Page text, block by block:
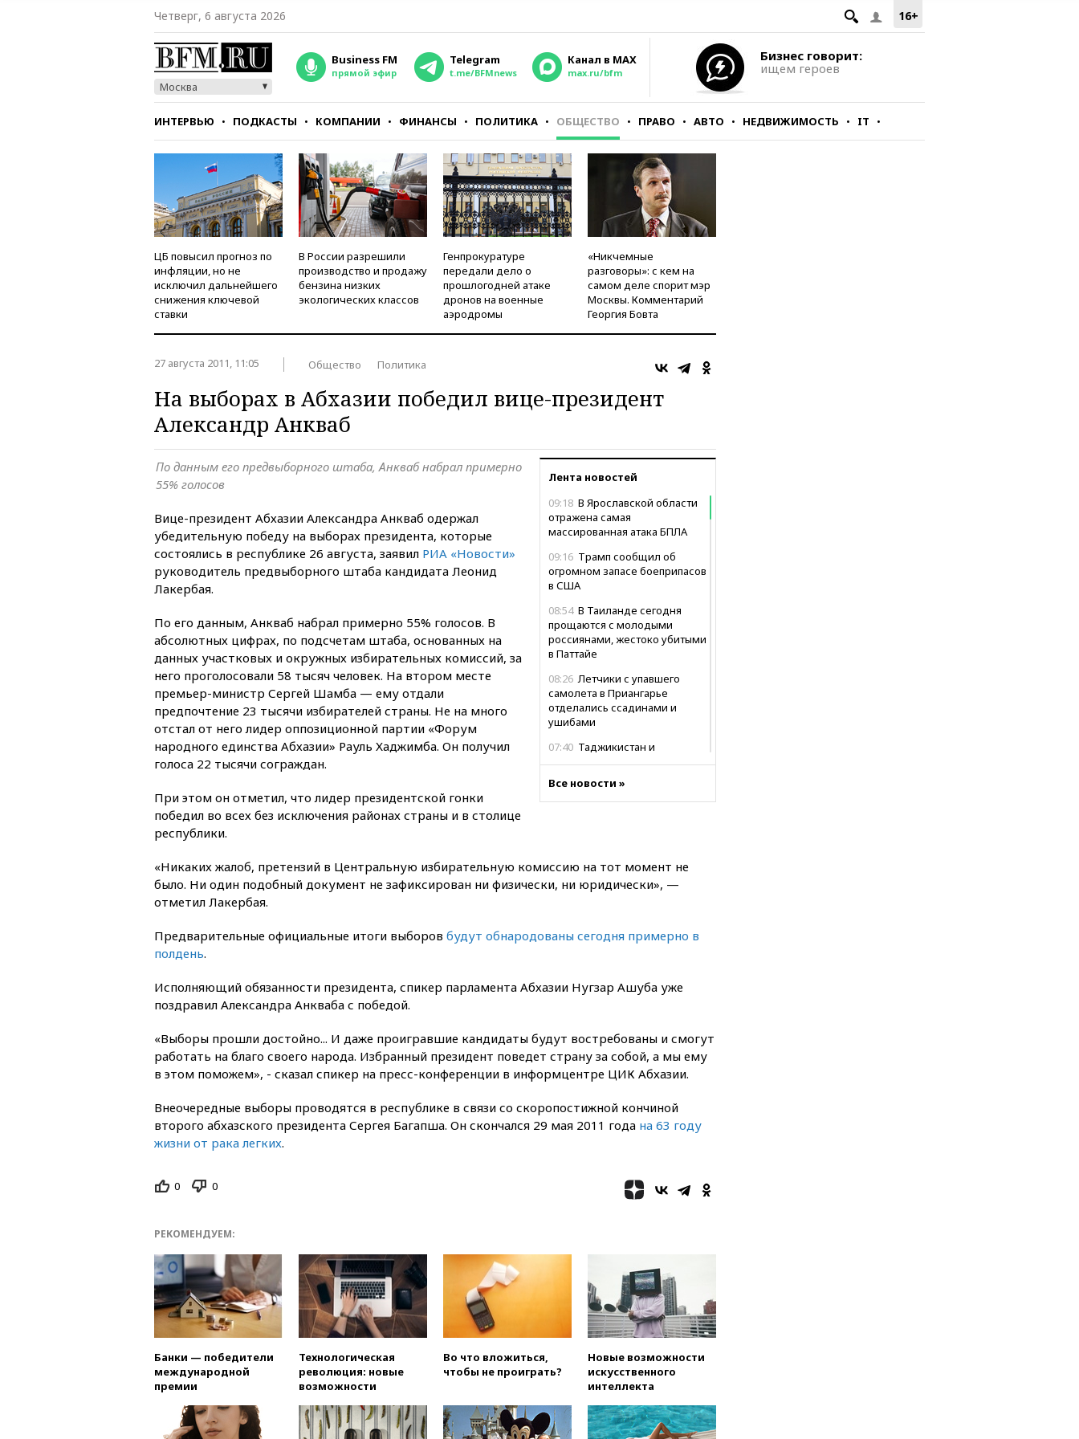
16+
Четверг, 6 августа 2026
Москва
Business FM
прямой эфир
Telegram
t.me/BFMnews
Канал в MAX
max.ru/bfm
Бизнес говорит:
ищем героев
ИНТЕРВЬЮ ПОДКАСТЫ КОМПАНИИ ФИНАНСЫ ПОЛИТИКА ОБЩЕСТВО ПРАВО АВТО НЕДВИЖИМОСТЬ IT
СТИЛЬ ТЕСТЫ
ЦБ повысил прогноз по
инфляции, но не
исключил дальнейшего
снижения ключевой
ставки
В России разрешили
производство и продажу
бензина низких
экологических классов
Генпрокуратуре
передали дело о
прошлогодней атаке
дронов на военные
аэродромы
«Никчемные
разговоры»: с кем на
самом деле спорит мэр
Москвы. Комментарий
Георгия Бовта
27 августа 2011, 11:05 Общество Политика
На выборах в Абхазии победил вице-президент
Александр Анкваб
Лента новостей
09:18 В Ярославской области
отражена самая
массированная атака БПЛА
09:16 Трамп сообщил об
огромном запасе боеприпасов
в США
08:54 В Таиланде сегодня
прощаются с молодыми
россиянами, жестоко убитыми
в Паттайе
08:26 Летчики с упавшего
самолета в Приангарье
отделались ссадинами и
ушибами
07:40 Таджикистан и
технологий
06:25Золото подорожало до
$4350 за тройскую унцию
режима
выставили на продажу
украинского конфликта
03:16 Трамп заявил, что
предпочел бы соглашение с
02:06 Лантратова: судьба
МИД РФ: ЕС пытается
сохранить мобилизационный
вчера, 23:35
Российского
историка Артема Кирпиченка
арестовали в Израиле
вчера, 23:23«Спартак»
разгромил «Оренбург» в
Кубке России
вчера, 23:00 Пост Дмитриева в
X о миграционном кризисе в
Сеуте набрал миллион
просмотров
Все новости »
По данным его предвыборного штаба, Анкваб набрал примерно
55% голосов
Вице-президент Абхазии Александра Анкваб одержал
убедительную победу на выборах президента, которые
состоялись в республике 26 августа, заявил РИА «Новости»
руководитель предвыборного штаба кандидата Леонид
Лакербая.
По его данным, Анкваб набрал примерно 55% голосов. В
абсолютных цифрах, по подсчетам штаба, основанных на
данных участковых и окружных избирательных комиссий, за
него проголосовали 58 тысяч человек. На втором месте
премьер-министр Сергей Шамба — ему отдали
предпочтение 23 тысячи избирателей страны. Не на много
отстал от него лидер оппозиционной партии «Форум
народного единства Абхазии» Рауль Хаджимба. Он получил
голоса 22 тысячи сограждан.
При этом он отметил, что лидер президентской гонки
победил во всех без исключения районах страны и в столице
республики.
«Никаких жалоб, претензий в Центральную избирательную комиссию на тот момент не
было. Ни один подобный документ не зафиксирован ни физически, ни юридически», —
отметил Лакербая.
Предварительные официальные итоги выборов будут обнародованы сегодня примерно в
полдень.
Исполняющий обязанности президента, спикер парламента Абхазии Нугзар Ашуба уже
поздравил Александра Анкваба с победой.
«Выборы прошли достойно... И даже проигравшие кандидаты будут востребованы и смогут
работать на благо своего народа. Избранный президент поведет страну за собой, а мы ему
в этом поможем», - сказал спикер на пресс-конференции в информцентре ЦИК Абхазии.
Внеочередные выборы проводятся в республике в связи со скоропостижной кончиной
второго абхазского президента Сергея Багапша. Он скончался 29 мая 2011 года на 63 году
жизни от рака легких.
0 0
РЕКОМЕНДУЕМ:
Банки — победители
международной
премии
Технологическая
революция: новые
возможности
Во что вложиться,
чтобы не проиграть?
Новые возможности
искусственного
интеллекта